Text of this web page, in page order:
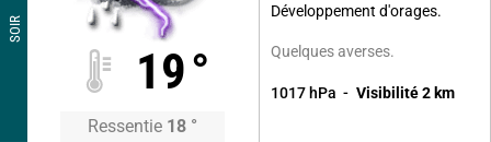
SOIR
19°
Ressentie 18 °
Développement d'orages.
Quelques averses.
1017 hPa Visibilité 2 km